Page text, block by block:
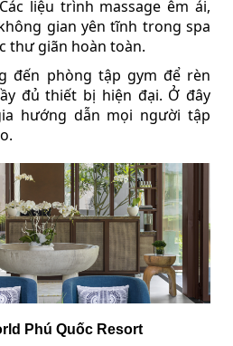
liệu trình massage êm ái,
gian yên tĩnh trong spa
thư giãn hoàn toàn.
đến phòng tập gym để rèn
đủ thiết bị hiện đại. Ở đây
hướng dẫn mọi người tập
Phú Quốc Resort